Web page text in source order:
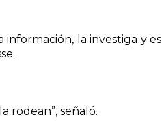
la investiga y es
rodean”, señaló.